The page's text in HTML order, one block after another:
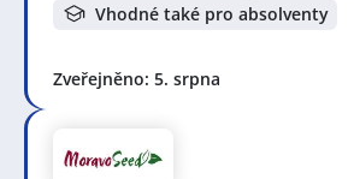
Vhodné také pro absolventy
Zveřejněno: 5. srpna